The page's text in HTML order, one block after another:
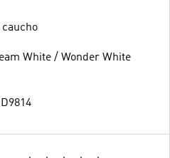
White / Wonder White